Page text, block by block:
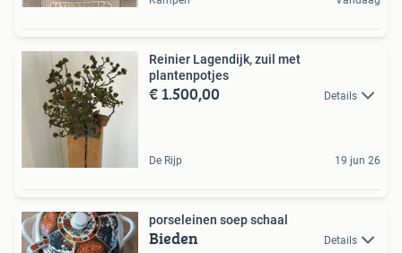
Reinier Lagendijk, zuil met
plantenpotjes
€ 1.500,00 Details
De Rijp 19 jun 26
porseleinen soep schaal
Bieden Details